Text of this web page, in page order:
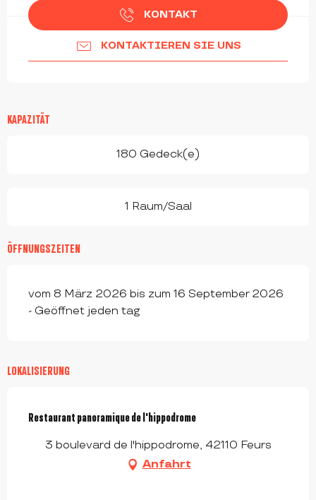
KONTAKT
KONTAKTIEREN SIE UNS
KAPAZITÄT
180 Gedeck(e)
1 Raum/Saal
ÖFFNUNGSZEITEN
vom 8 März 2026 bis zum 16 September 2026
- Geöffnet jeden tag
LOKALISIERUNG
Restaurant panoramique de l'hippodrome
3 boulevard de l'hippodrome, 42110 Feurs
Anfahrt